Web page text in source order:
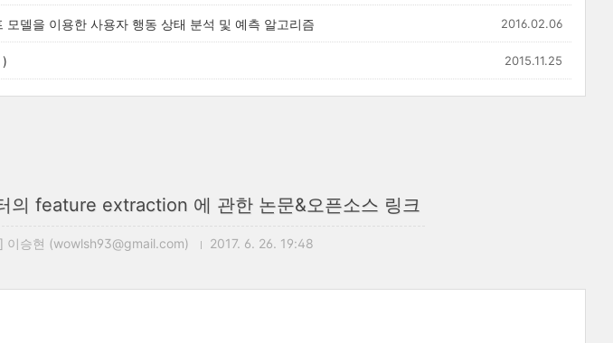
델을 이용한 사용자 행동 상태 분석 및 예측 알고리즘 2016.02.06
2015.11.25
의 feature extraction 에 관한 논문&오픈소스 링크
이승현 (wowlsh93@gmail.com) 2017. 6. 26. 19:48